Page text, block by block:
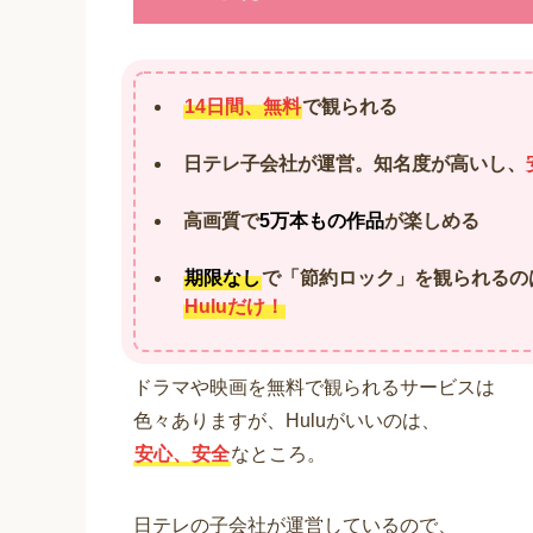
14日間、無料で観られる
日テレ子会社が運営。知名度が高いし、
高画質で5万本もの作品が楽しめる
期限なしで「節約ロック」を観られるの
Huluだけ！
ドラマや映画を無料で観られるサービスは
色々ありますが、Huluがいいのは、
安心、安全なところ。
日テレの子会社が運営しているので、